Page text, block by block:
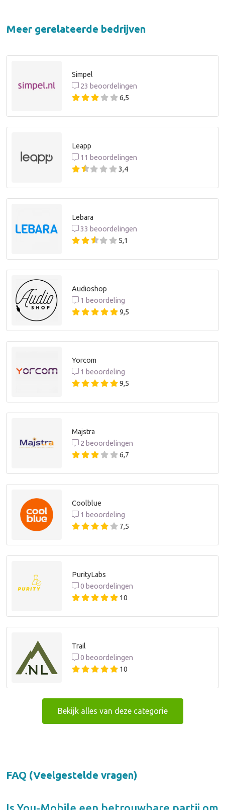
Meer gerelateerde bedrijven
Simpel
23 beoordelingen
6,5
Leapp
11 beoordelingen
3,4
Lebara
33 beoordelingen
5,1
Audioshop
1 beoordeling
9,5
Yorcom
1 beoordeling
9,5
Majstra
2 beoordelingen
6,7
Coolblue
1 beoordeling
7,5
PurityLabs
0 beoordelingen
10
Trail
0 beoordelingen
10
Bekijk alles van deze categorie
FAQ (Veelgestelde vragen)